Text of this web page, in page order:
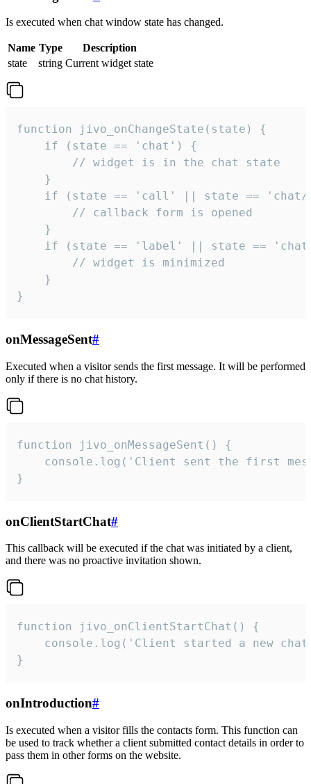
Is executed when chat window state has changed.
Name Type
Description
state
string Current widget state
function jivo_onChangeState(state) {
    if (state == 'chat') {
        // widget is in the chat state
    }
if (state == 'call' || state ==
        // callback form is opened
    }
if (state == 'label' || state ==
        // widget is minimized
    }
}
onMessageSent#
Executed when a visitor sends the first message. It will be performed
only if there is no chat history.
function jivo_onMessageSent() {
console.log('Client sent the first
}
onClientStartChat#
This callback will be executed if the chat was initiated by a client,
and there was no proactive invitation shown.
function jivo_onClientStartChat() {
console.log('Client started a new
}
onIntroduction#
Is executed when a visitor fills the contacts form. This function can
be used to track whether a client submitted contact details in order to
pass them in other forms on the website.